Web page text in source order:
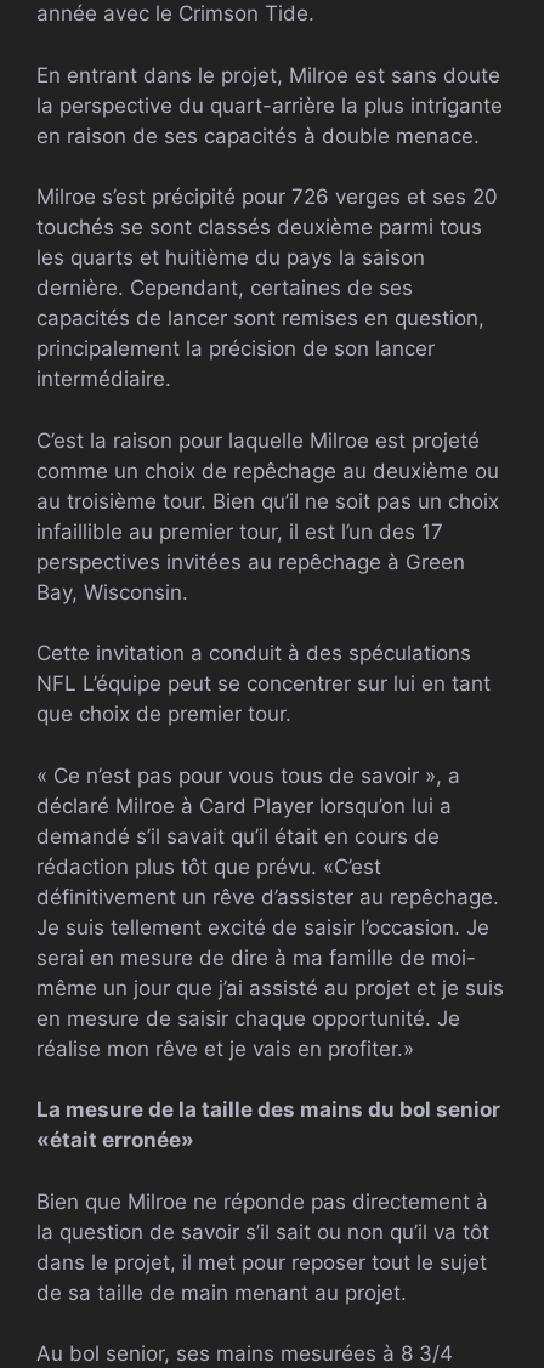
année avec le Crimson Tide.
En entrant dans le projet, Milroe est sans doute
la perspective du quart-arrière la plus intrigante
en raison de ses capacités à double menace.
Milroe s’est précipité pour 726 verges et ses 20
touchés se sont classés deuxième parmi tous
les quarts et huitième du pays la saison
dernière. Cependant, certaines de ses
capacités de lancer sont remises en question,
principalement la précision de son lancer
intermédiaire.
C’est la raison pour laquelle Milroe est projeté
comme un choix de repêchage au deuxième ou
au troisième tour. Bien qu’il ne soit pas un choix
infaillible au premier tour, il est l’un des 17
perspectives invitées au repêchage à Green
Bay, Wisconsin.
Cette invitation a conduit à des spéculations
NFL L’équipe peut se concentrer sur lui en tant
que choix de premier tour.
« Ce n’est pas pour vous tous de savoir », a
déclaré Milroe à Card Player lorsqu’on lui a
demandé s’il savait qu’il était en cours de
rédaction plus tôt que prévu. «C’est
définitivement un rêve d’assister au repêchage.
Je suis tellement excité de saisir l’occasion. Je
serai en mesure de dire à ma famille de moi-
même un jour que j’ai assisté au projet et je suis
en mesure de saisir chaque opportunité. Je
réalise mon rêve et je vais en profiter.»
La mesure de la taille des mains du bol senior
«était erronée»
Bien que Milroe ne réponde pas directement à
la question de savoir s’il sait ou non qu’il va tôt
dans le projet, il met pour reposer tout le sujet
de sa taille de main menant au projet.
Au bol senior, ses mains mesurées à 8 3/4